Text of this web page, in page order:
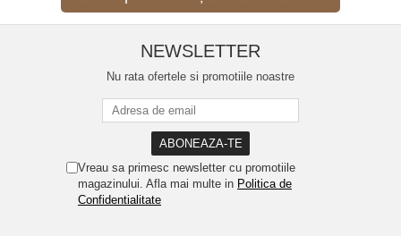
NEWSLETTER
Nu rata ofertele si promotiile noastre
Vreau sa primesc newsletter cu promotiile
magazinului. Afla mai multe in Politica de
Confidentialitate